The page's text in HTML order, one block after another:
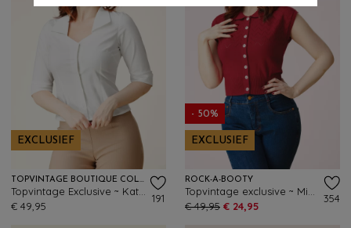
EXCLUSIEF
TOPVINTAGE BOUTIQUE COLLECTION
€ 49,95
191
- 50%
EXCLUSIEF
ROCK-A-BOOTY
€ 49,95 € 24,95
354